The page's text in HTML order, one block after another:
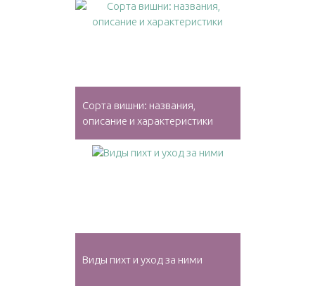
Сорта вишни: названия,
описание и характеристики
Виды пихт и уход за ними